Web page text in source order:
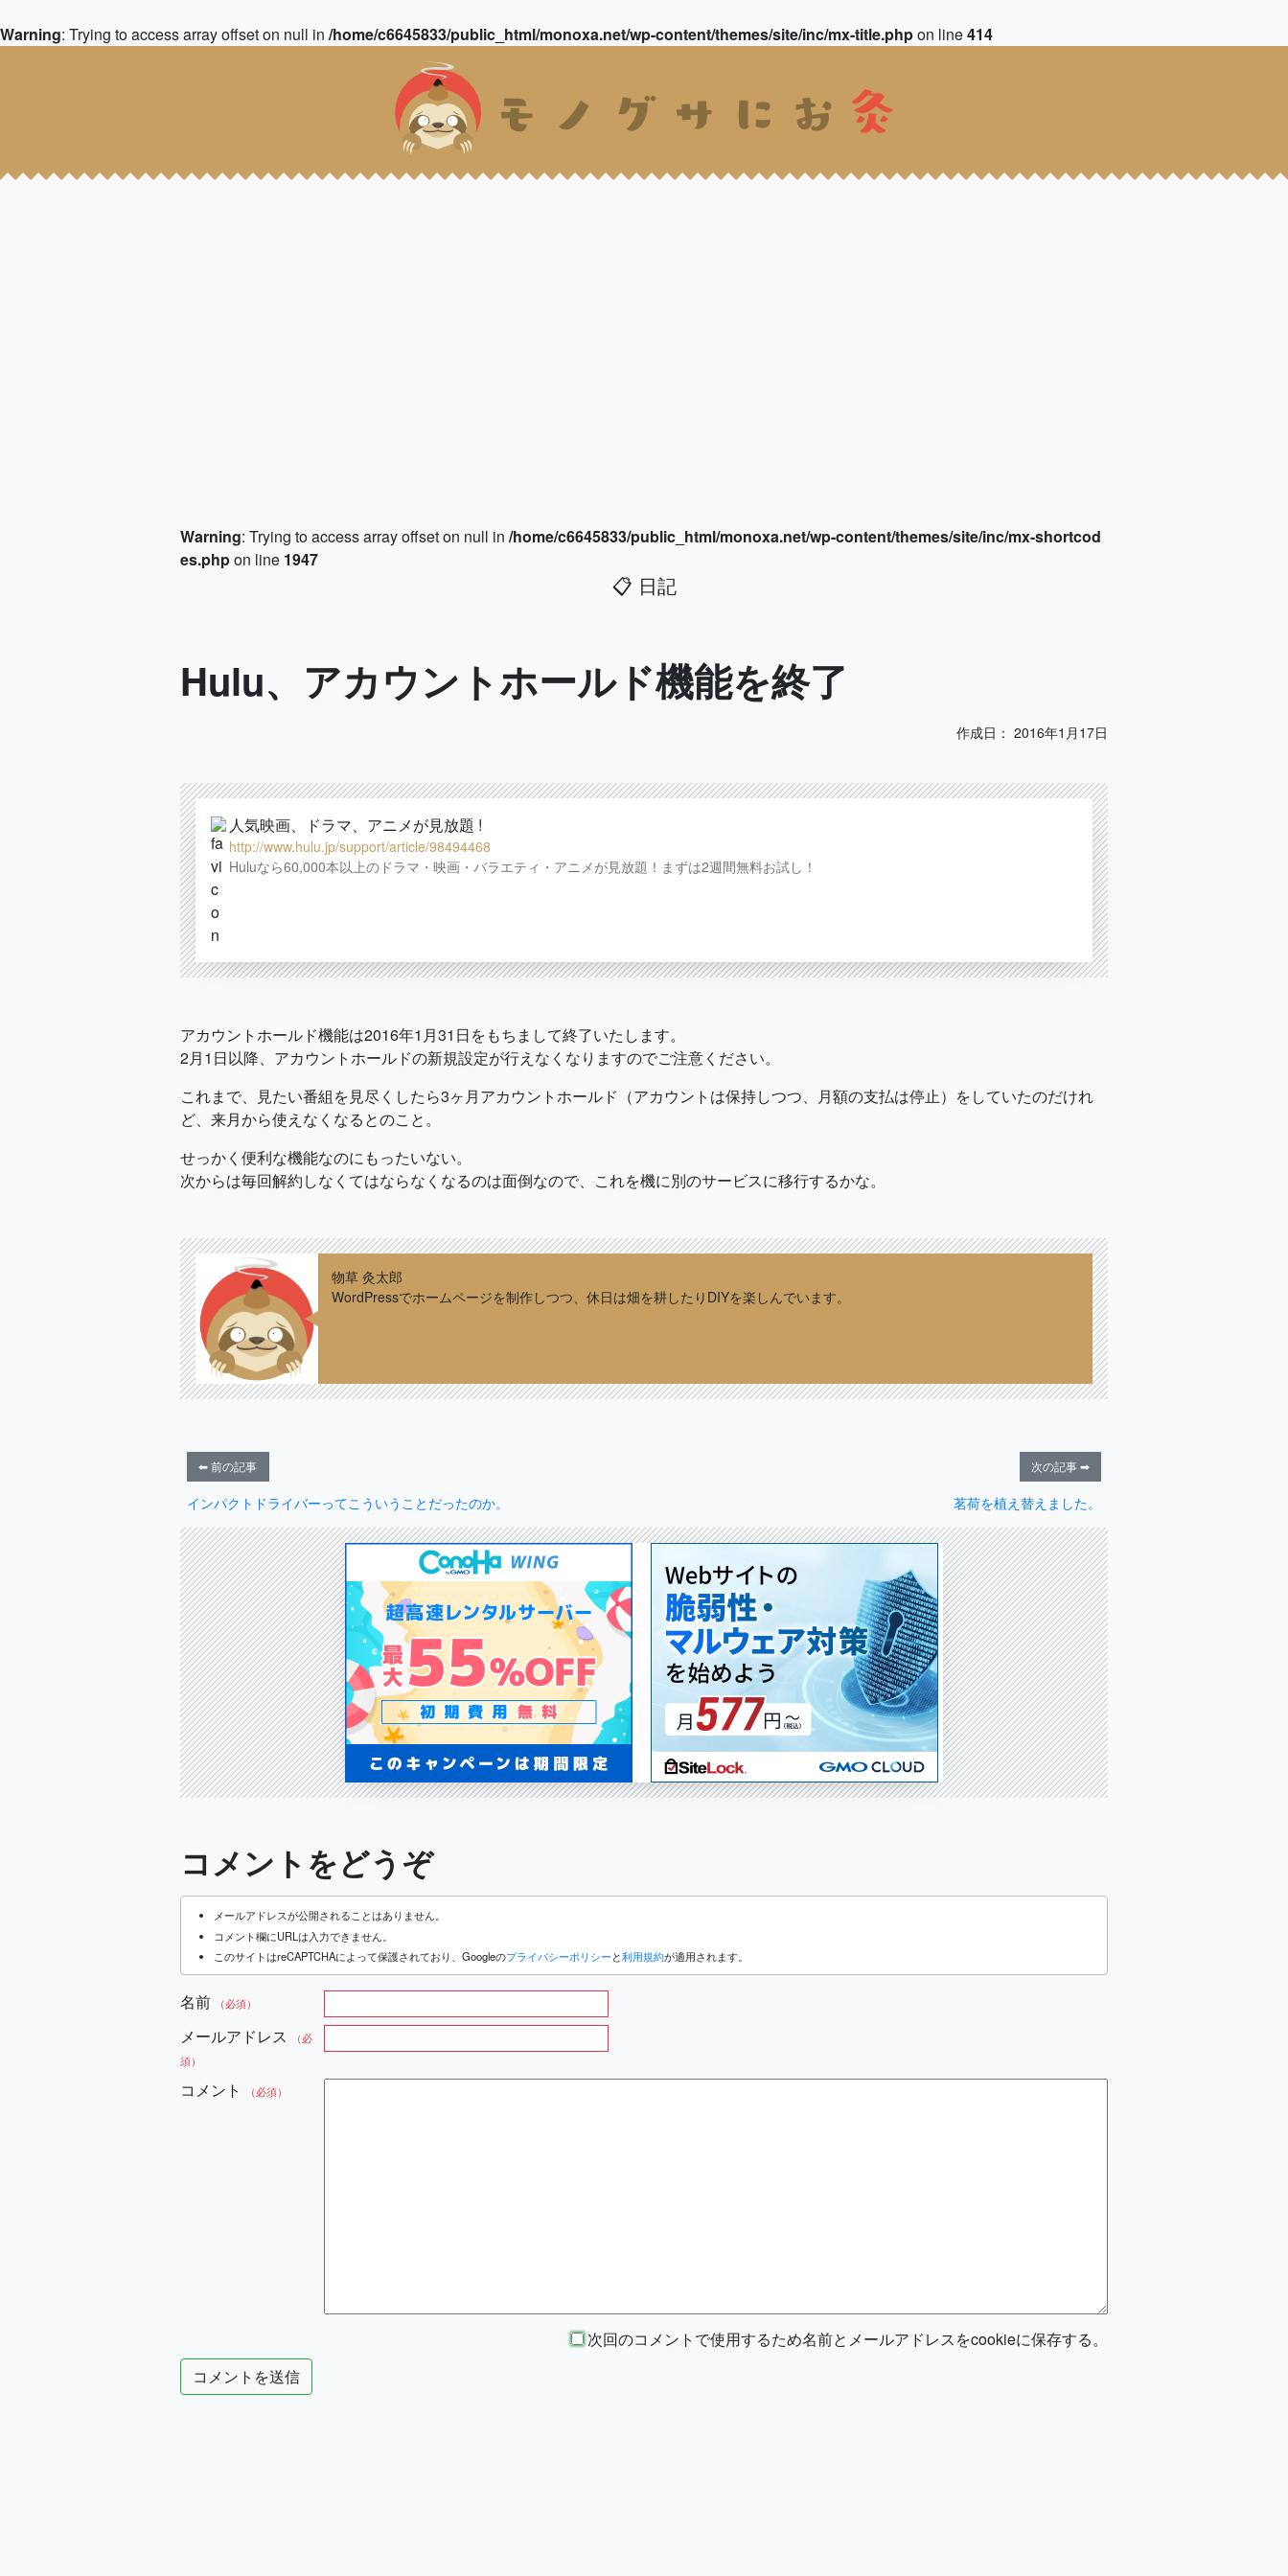
Warning: Trying to access array offset on null in /home/c6645833/public_html/monoxa.net/wp-content/themes/site/inc/mx-title.phpon line414
Warning: Trying to access array offset on null in /home/c6645833/public_html/monoxa.net/wp-content/themes/site/inc/mx-shortcod
es.phpon line 1947
📋 日記
Hulu、アカウントホールド機能を終了
作成日： 2016年1月17日
人気映画、ドラマ、アニメが見放題 !
http://www.hulu.jp/support/article/98494468
Huluなら60,000本以上のドラマ・映画・バラエティ・アニメが見放題！まずは2週間無料お試し！
アカウントホールド機能は2016年1月31日をもちまして終了いたします。
2月1日以降、アカウントホールドの新規設定が行えなくなりますのでご注意ください。
これまで、見たい番組を見尽くしたら3ヶ月アカウントホールド（アカウントは保持しつつ、月額の支払は停止）をしていたのだけれ
ど、来月から使えなくなるとのこと。
せっかく便利な機能なのにもったいない。
次からは毎回解約しなくてはならなくなるのは面倒なので、これを機に別のサービスに移行するかな。
物草 灸太郎
WordPressでホームページを制作しつつ、休日は畑を耕したりDIYを楽しんでいます。
⬅ 前の記事
インパクトドライバーってこういうことだったのか。
次の記事 ➡
茗荷を植え替えました。
コメントをどうぞ
メールアドレスが公開されることはありません。
コメント欄にURLは入力できません。
このサイトはreCAPTCHAによって保護されており、Googleのプライバシーポリシーと利用規約が適用されます。
名前 （必須）
メールアドレス
（必
須）
コメント （必須）
次回のコメントで使用するため名前とメールアドレスをcookieに保存する。